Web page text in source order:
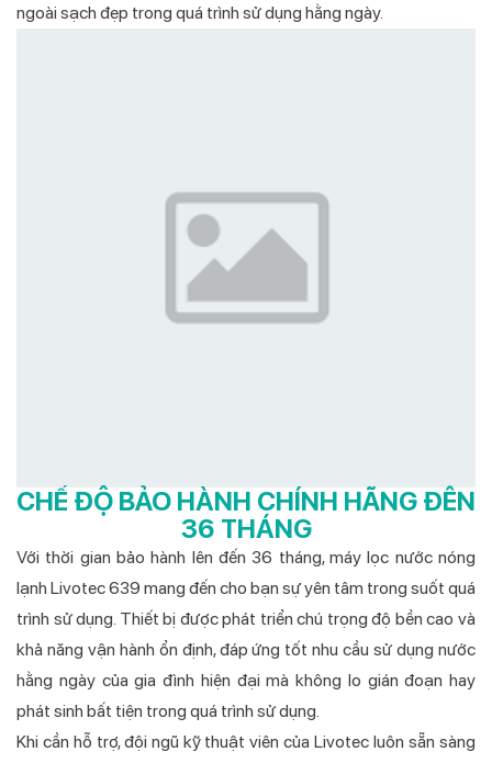
ngoài sạch đẹp trong quá trình sử dụng hằng ngày.
CHẾ ĐỘ BẢO HÀNH CHÍNH HÃNG ĐÊN
36 THÁNG
Với thời gian bảo hành lên đến 36 tháng, máy lọc nước nóng
lạnh Livotec 639 mang đến cho bạn sự yên tâm trong suốt quá
trình sử dụng. Thiết bị được phát triển chú trọng độ bền cao và
khả năng vận hành ổn định, đáp ứng tốt nhu cầu sử dụng nước
hằng ngày của gia đình hiện đại mà không lo gián đoạn hay
phát sinh bất tiện trong quá trình sử dụng.
Khi cần hỗ trợ, đội ngũ kỹ thuật viên của Livotec luôn sẵn sàng